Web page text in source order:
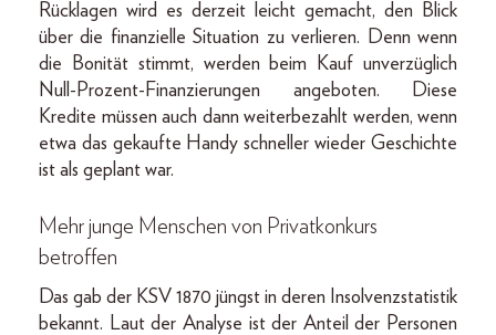
Rücklagen wird es derzeit leicht gemacht, den Blick
über die finanzielle Situation zu verlieren. Denn wenn
die Bonität stimmt, werden beim Kauf unverzüglich
Null-Prozent-Finanzierungen angeboten. Diese
Kredite müssen auch dann weiterbezahlt werden, wenn
etwa das gekaufte Handy schneller wieder Geschichte
ist als geplant war.
Mehr junge Menschen von Privatkonkurs
betroffen
Das gab der KSV 1870 jüngst in deren Insolvenzstatistik
bekannt. Laut der Analyse ist der Anteil der Personen